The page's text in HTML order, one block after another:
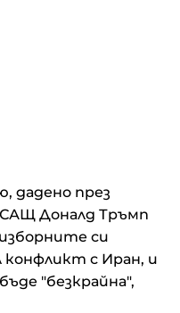
дадено през
Доналд Тръмп
си
конфликт с Иран, и
"безкрайна",